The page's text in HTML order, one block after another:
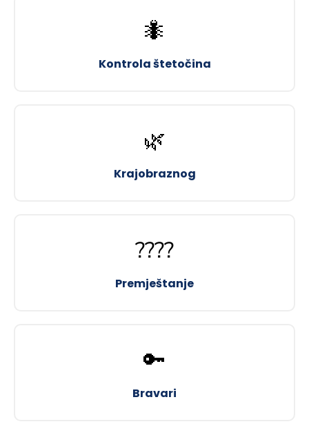
🐜
Kontrola štetočina
🌿
Krajobraznog
????
Premještanje
🔑
Bravari